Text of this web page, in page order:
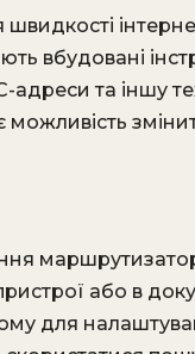
вбудовані
адреси та іншу
або в
для